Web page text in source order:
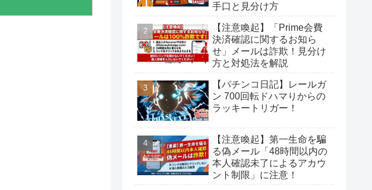
手口と見分け方
【注意喚起】「Prime会費
決済確認に関するお知ら
せ」メールは詐欺！見分け
方と対処法を解説
【パチンコ日記】レールガ
ン 700回転ドハマりからの
ラッキートリガー！
【注意喚起】第一生命を騙
る偽メール「48時間以内の
本人確認未了によるアカウ
ント制限」に注意！